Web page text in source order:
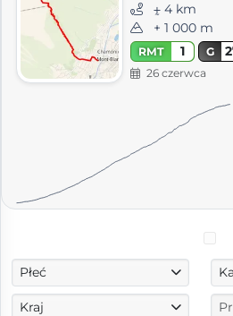
⨦ 4 km
+ 1 000 m
RMT 1 G
26 czerwca
Płeć
Kraj